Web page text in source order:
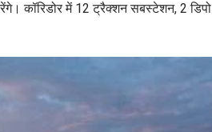
कॉरिडोर में 12 ट्रैक्शन सबस्टेशन, 2 डिपो